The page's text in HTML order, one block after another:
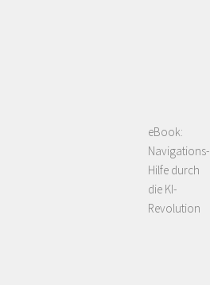
eBook:
Navigations-
Hilfe durch
die KI-
Revolution